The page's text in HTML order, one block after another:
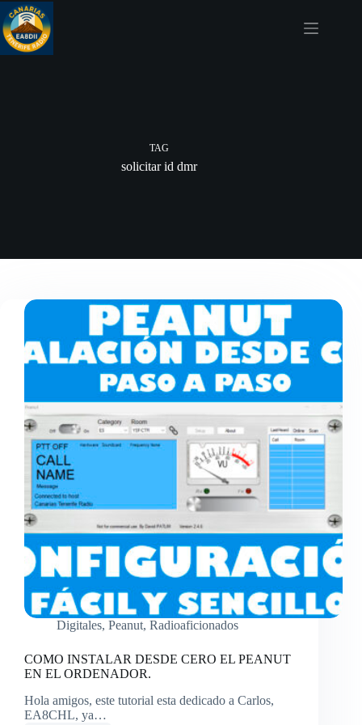
Skip
to
content
TAG
solicitar id dmr
Digitales, Peanut, Radioaficionados
COMO INSTALAR DESDE CERO EL PEANUT
EN EL ORDENADOR.
Hola amigos, este tutorial esta dedicado a Carlos,
EA8CHL, ya…